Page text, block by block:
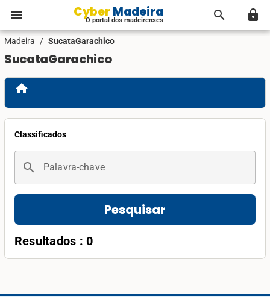
menu Cyber Madeira
O portal dos madeirenses search lock
Madeira / SucataGarachico
SucataGarachico
home
Classificados
search Palavra-chave
Pesquisar
Resultados : 0